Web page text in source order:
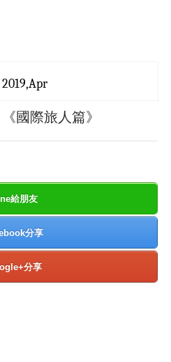
國際旅人篇》
給朋友
分享
分享